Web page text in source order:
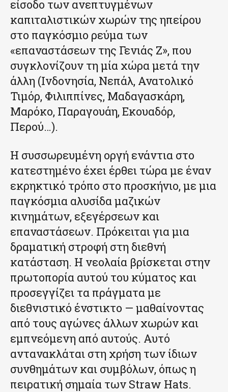
είσοδο των ανεπτυγμένων
καπιταλιστικών χωρών της ηπείρου
στο παγκόσμιο ρεύμα των
«επαναστάσεων της Γενιάς Z», που
συγκλονίζουν τη μία χώρα μετά την
άλλη (Ινδονησία, Νεπάλ, Ανατολικό
Τιμόρ, Φιλιππίνες, Μαδαγασκάρη,
Μαρόκο, Παραγουάη, Εκουαδόρ,
Περού…).
Η συσσωρευμένη οργή ενάντια στο
κατεστημένο έχει έρθει τώρα με έναν
εκρηκτικό τρόπο στο προσκήνιο, με μια
παγκόσμια αλυσίδα μαζικών
κινημάτων, εξεγέρσεων και
επαναστάσεων. Πρόκειται για μια
δραματική στροφή στη διεθνή
κατάσταση. Η νεολαία βρίσκεται στην
πρωτοπορία αυτού του κύματος και
προσεγγίζει τα πράγματα με
διεθνιστικό ένστικτο — μαθαίνοντας
από τους αγώνες άλλων χωρών και
εμπνεόμενη από αυτούς. Αυτό
αντανακλάται στη χρήση των ίδιων
συνθημάτων και συμβόλων, όπως η
πειρατική σημαία των Straw Hats.